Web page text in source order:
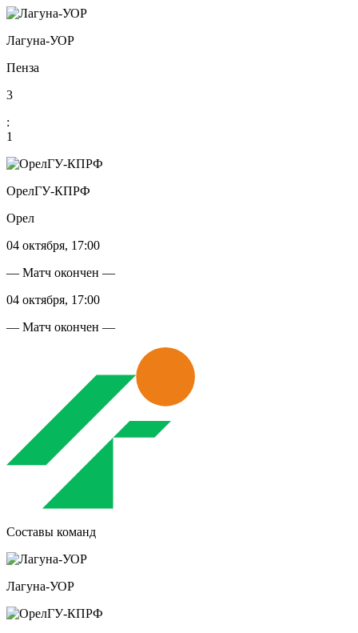
Лагуна-УОР
Пенза
3
:
1
ОрелГУ-КПРФ
Орел
04 октября, 17:00
— Матч окончен —
04 октября, 17:00
— Матч окончен —
Составы команд
Лагуна-УОР